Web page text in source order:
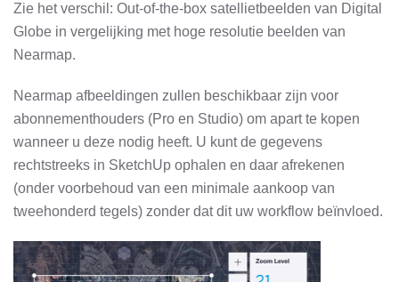
Zie het verschil: Out-of-the-box satellietbeelden van Digital
Globe in vergelijking met hoge resolutie beelden van
Nearmap.
Nearmap afbeeldingen zullen beschikbaar zijn voor
abonnementhouders (Pro en Studio) om apart te kopen
wanneer u deze nodig heeft. U kunt de gegevens
rechtstreeks in SketchUp ophalen en daar afrekenen
(onder voorbehoud van een minimale aankoop van
tweehonderd tegels) zonder dat dit uw workflow beïnvloed.